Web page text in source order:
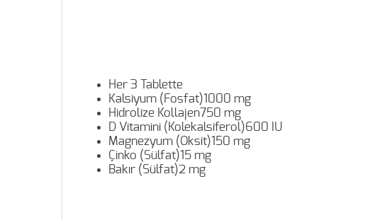
Her 3 Tablette
Kalsiyum (Fosfat)1000 mg
Hidrolize Kollajen750 mg
D Vitamini (Kolekalsiferol)600 IU
Magnezyum (Oksit)150 mg
Çinko (Sülfat)15 mg
Bakır (Sülfat)2 mg